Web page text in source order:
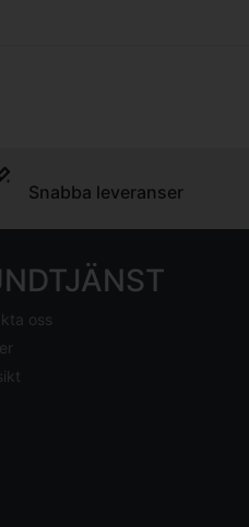
Snabba leveranser
oss